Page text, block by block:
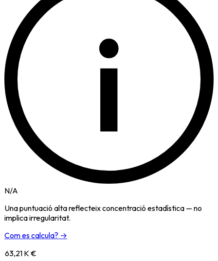
i
N/A
Una puntuació alta reflecteix concentració estadística — no
implica irregularitat.
Com es calcula? →
63,21 K €